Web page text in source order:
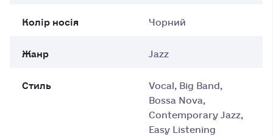
Колір носія
Чорний
Жанр
Jazz
Стиль
Vocal, Big Band,
Bossa Nova,
Contemporary Jazz,
Easy Listening